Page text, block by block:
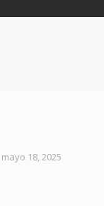
mayo 18, 2025